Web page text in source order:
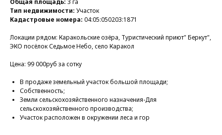
Общая площадь: 3 га
Тип недвижимости: Участок
Кадастровые номера: 04:05:050203:1871
Локации рядом: Каракольские озёра, Туристический приют" Беркут",
ЭКО посёлок Седьмое Небо, село Каракол
Цена: 99 000руб за сотку
В продаже земельный участок большой площади;
Собственность;
Земли сельскохозяйственного назначения-Для
сельскохозяйственного производства;
Участок расположен в окружении леса и гор